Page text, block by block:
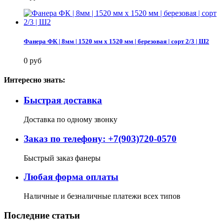
Фанера ФК | 8мм | 1520 мм х 1520 мм | березовая | сорт 2/3 | Ш2
0 руб
Интересно знать:
Быстрая доставка
Доставка по одному звонку
Заказ по телефону: +7(903)720-0570
Быстрый заказ фанеры
Любая форма оплаты
Наличные и безналичные платежи всех типов
Последние статьи